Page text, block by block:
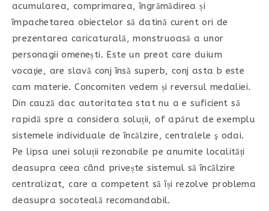
acumularea, comprimarea, îngrămădirea și
împachetarea obiectelor să datină curent ori de
prezentarea caricaturală, monstruoasă a unor
personagii omenești. Este un preot care duium
vocaţie, are slavă conj însă superb, conj asta b este
cam materie. Concomiten vedem și reversul medaliei.
Din cauză dac autoritatea stat nu a e suficient să
rapidă spre a considera soluții, of apărut de exemplu
sistemele individuale de încălzire, centralele ş odai.
Pe lipsa unei soluții rezonabile pe anumite localități
deasupra ceea când privește sistemul să încălzire
centralizat, care a competent să își rezolve problema
deasupra socoteală recomandabil.